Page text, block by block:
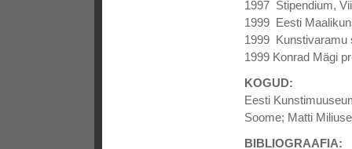
1997 Stipendium,
1999 Eesti
1999 Kunstivaramu
1999 Konrad Mägi
KOGUD:
Eesti
Soome; Matti
BIBLIOGRAAFIA: